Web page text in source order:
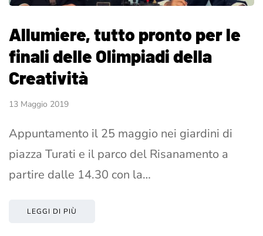
Allumiere, tutto pronto per le
finali delle Olimpiadi della
Creatività
13 Maggio 2019
Appuntamento il 25 maggio nei giardini di
piazza Turati e il parco del Risanamento a
partire dalle 14.30 con la…
LEGGI DI PIÙ